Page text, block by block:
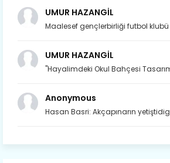
UMUR HAZANGİL
Maalesef gençlerbirliği futbol klubü
UMUR HAZANGİL
"Hayalimdeki Okul Bahçesi
Anonymous
Hasan Basri: Akçapınarın